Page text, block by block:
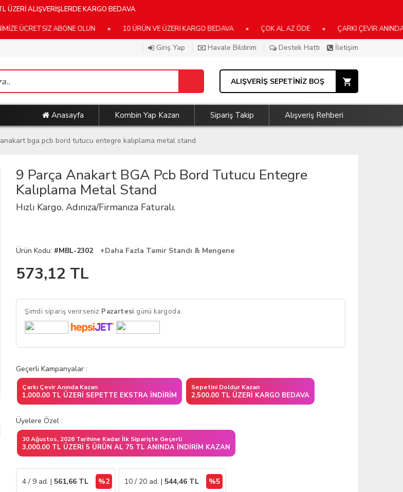
ÜZERİ ALIŞVERİŞLERDE KARGO BEDAVA
ABONE OLUN • 10 ÜRÜN VE ÜZERİ KARGO BEDAVA • ÇOK AL AZ ÖDE • ÇARKI ÇEVİR ANINDA
Giriş Yap Havale Bildirim Destek Hattı İletişim
ALIŞVERİŞ SEPETİNİZ BOŞ
Anasayfa Kombin Yap Kazan Sipariş Takip Alışveriş Rehberi
bga pcb bord tutucu entegre kalıplama metal stand
9 Parça Anakart BGA Pcb Bord Tutucu Entegre
Kalıplama Metal Stand
Hızlı Kargo, Adınıza/Firmanıza Faturalı.
Ürün Kodu: #MBL-2302 +Daha Fazla Tamir Standı & Mengene
573,12 TL
Şimdi sipariş verirseniz Pazartesi günü kargoda.
Geçerli Kampanyalar :
Çarkı Çevir Anında Kazan
1,000.00 TL ÜZERI SEPETTE EKSTRA İNDIRIM
Sepetini Doldur Kazan
2,500.00 TL ÜZERI KARGO BEDAVA
Üyelere Özel :
30 Ağustos, 2026 Tarihine Kadar İlk Siparişte Geçerli
3,000.00 TL ÜZERI 5 ÜRÜN AL 75 TL ANINDA İNDIRIM KAZAN
4 / 9 ad. | 561,66 TL %2 10 / 20 ad. | 544,46 TL %5